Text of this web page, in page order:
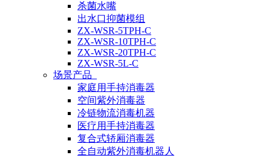
杀菌水嘴
出水口抑菌模组
ZX-WSR-5TPH-C
ZX-WSR-10TPH-C
ZX-WSR-20TPH-C
ZX-WSR-5L-C
场景产品
家庭用手持消毒器
空间紫外消毒器
冷链物流消毒机器
医疗用手持消毒器
复合式轿厢消毒器
全自动紫外消毒机器人